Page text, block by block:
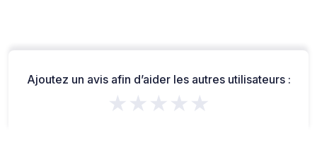
Ajoutez un avis afin d’aider les autres utilisateurs :
★★★★★